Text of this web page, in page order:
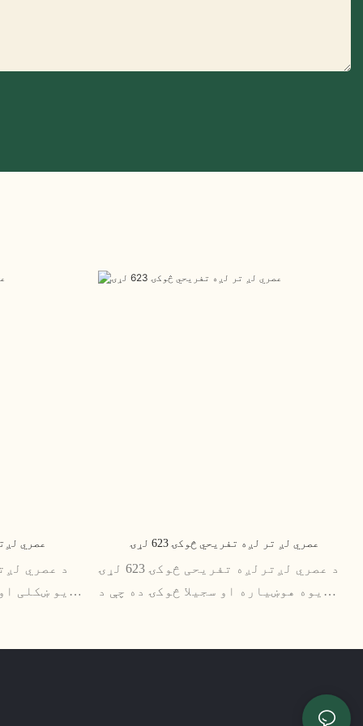
عصري
یو ښکلی
عصري لږ تر لږه تفریحي څوکۍ 623 لړۍ
د عصري لږترلږه تفریحی څوکۍ 623 لړۍ
یوه هوښیاره او سجیلا څوکۍ ده چې د